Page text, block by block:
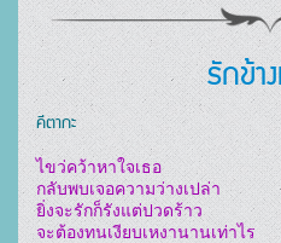
รักข้า
คีตากะ
ไขว่คว้าหาใจเธอ
กลับพบเจอความว่างเปล่า
ยิ่งจะรักก็รังแต่ปวดร้าว
จะต้องทนเงียบเหงานานเท่าไร